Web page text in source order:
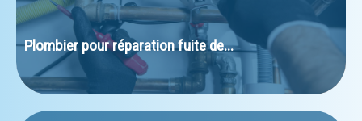
Plombier pour réparation fuite de...